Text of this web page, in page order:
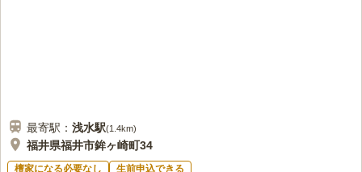
最寄駅： 浅水駅(1.4km)
福井県福井市鉾ヶ崎町34
檀家になる必要なし 生前申込できる